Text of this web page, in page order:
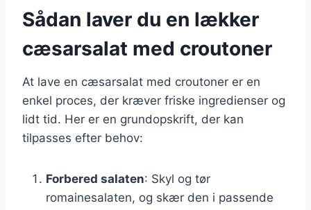
Sådan laver du en lækker
cæsarsalat med croutoner
At lave en cæsarsalat med croutoner er en
enkel proces, der kræver friske ingredienser og
lidt tid. Her er en grundopskrift, der kan
tilpasses efter behov:
Forbered salaten: Skyl og tør
romainesalaten, og skær den i passende